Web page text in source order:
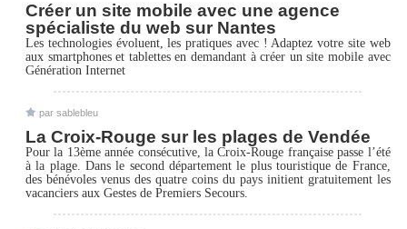
Créer un site mobile avec une agence
spécialiste du web sur Nantes
Les technologies évoluent, les pratiques avec ! Adaptez votre site web
aux smartphones et tablettes en demandant à créer un site mobile avec
Génération Internet
par sablebleu
La Croix-Rouge sur les plages de Vendée
Pour la 13ème année consécutive, la Croix-Rouge française passe l’été
à la plage. Dans le second département le plus touristique de France,
des bénévoles venus des quatre coins du pays initient gratuitement les
vacanciers aux Gestes de Premiers Secours.